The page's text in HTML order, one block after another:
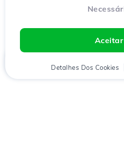
Aceitar
Detalhes Dos Cookies
Cliente Carrinho